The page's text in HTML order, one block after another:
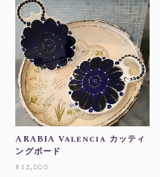
ARABIA Valencia カッティ
ングボード
¥12,000